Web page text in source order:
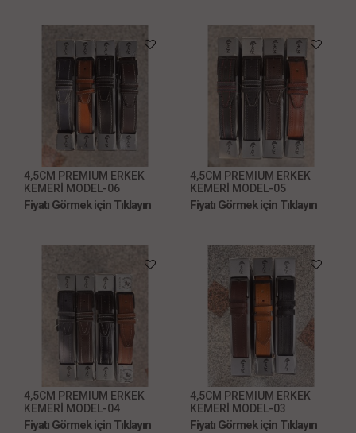
4,5CM PREMIUM ERKEK
KEMERİ MODEL-06
Fiyatı Görmek için Tıklayın
4,5CM PREMIUM ERKEK
KEMERİ MODEL-05
Fiyatı Görmek için Tıklayın
4,5CM PREMIUM ERKEK
KEMERİ MODEL-04
Fiyatı Görmek için Tıklayın
4,5CM PREMIUM ERKEK
KEMERİ MODEL-03
Fiyatı Görmek için Tıklayın